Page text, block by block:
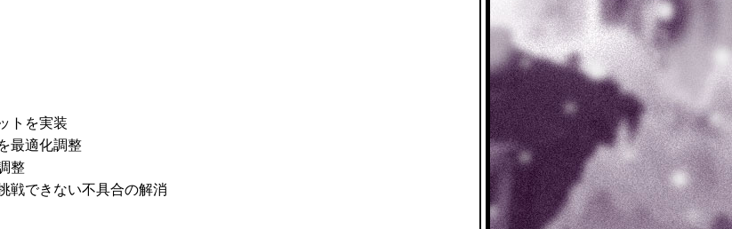
トを実装
最適化調整
整
戦できない不具合の解消